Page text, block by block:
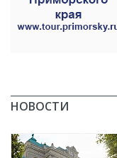
НОВОСТИ